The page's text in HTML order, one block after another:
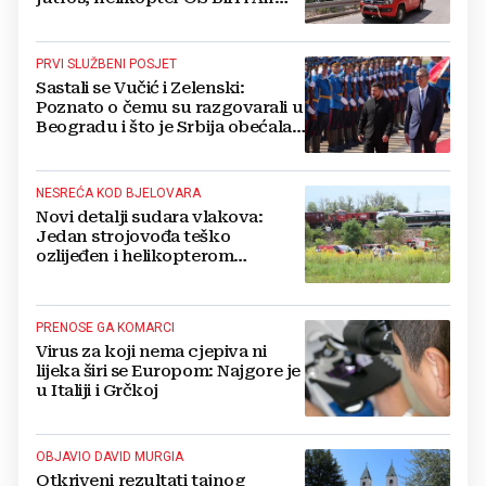
PRVI SLUŽBENI POSJET
Sastali se Vučić i Zelenski:
Poznato o čemu su razgovarali u
Beogradu i što je Srbija obećala
NESREĆA KOD BJELOVARA
Novi detalji sudara vlakova:
Jedan strojovođa teško
ozlijeđen i helikopterom
PRENOSE GA KOMARCI
Virus za koji nema cjepiva ni
lijeka širi se Europom: Najgore je
u Italiji i Grčkoj
OBJAVIO DAVID MURGIA
Otkriveni rezultati tajnog